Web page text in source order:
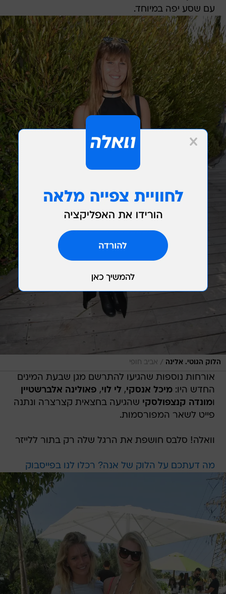
עם שסע יפה במיוחד.
הלוק הגוטי. אלינה / אביב חופי
אורחות נוספות שהגיעו להתרשם מגן שבעת המינים
החדש היו:מיכל אנסקי,לי לוי, פאולינה אלברשטיין
ומונדה קנצפולסקי שהגיעה בחצאית קצרצרה ונתנה
פייט לשאר המפורסמות.
וואלה! סלבס חושפת את הרגל שלה רק בתור ללייזר
מה דעתכם על הלוק של אנה? רכלו לנו בפייסבוק